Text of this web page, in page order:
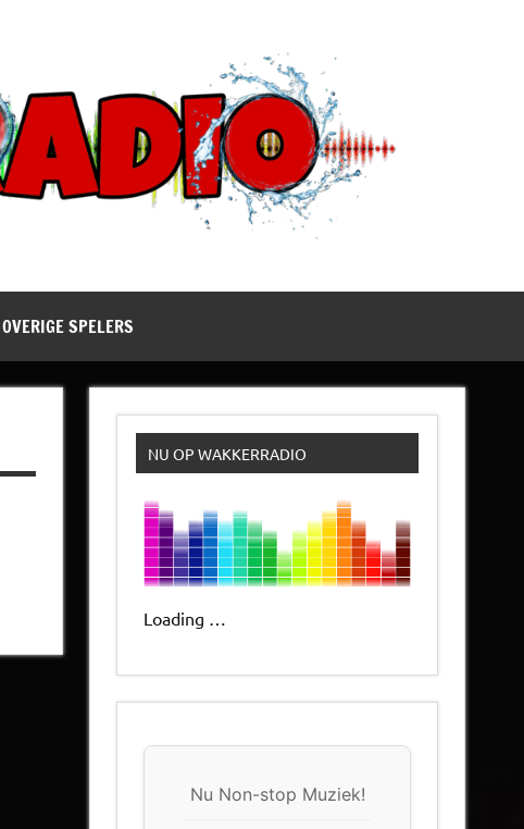
OVERIGE SPELERS
NU OP WAKKERRADIO
Loading …
Nu Non-stop Muziek!